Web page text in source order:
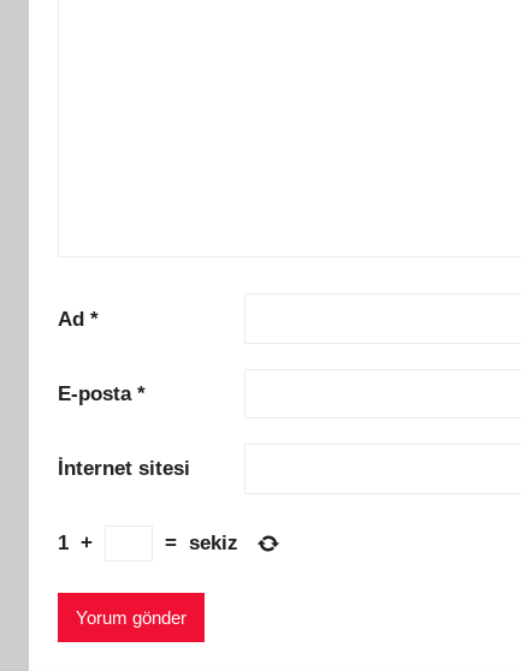
Ad *
E-posta *
İnternet sitesi
1 + = sekiz